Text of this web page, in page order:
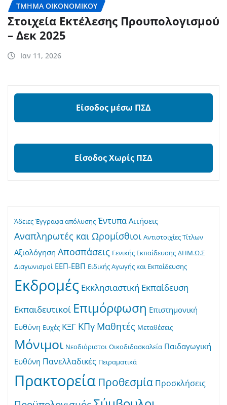
ΤΜΉΜΑ ΟΙΚΟΝΟΜΙΚΟΎ
Στοιχεία Εκτέλεσης Προυπολογισμού
– Δεκ 2025
Ιαν 11, 2026
Είσοδος μέσω ΠΣΔ
Είσοδος Χωρίς ΠΣΔ
Άδειες Έγγραφα απόλυσης Έντυπα Αιτήσεις
Αναπληρωτές και Ωρομίσθιοι Αντιστοιχίες Τίτλων
Αξιολόγηση Αποσπάσεις Γενικής Εκπαίδευσης ΔΗΜ.Ω.Σ
Διαγωνισμοί ΕΕΠ-ΕΒΠ Ειδικής Αγωγής και Εκπαίδευσης
Εκδρομές Εκκλησιαστική Εκπαίδευση
Εκπαιδευτικοί Επιμόρφωση Επιστημονική
Ευθύνη Ευχές ΚΞΓ ΚΠγ Μαθητές Μεταθέσεις
Μόνιμοι Νεοδιόριστοι Οικοδιδασκαλεία Παιδαγωγική
Ευθύνη Πανελλαδικές Πειραματικά
Πρακτορεία Προθεσμία Προσκλήσεις